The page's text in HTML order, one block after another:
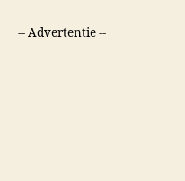
-- Advertentie --